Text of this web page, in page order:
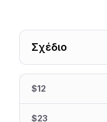
Σχέδιο
$12
$23